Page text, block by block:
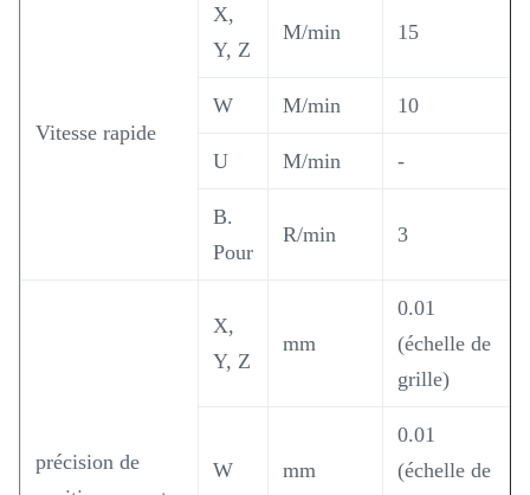
Vitesse rapide
X,
Y, Z
M/min 15
W M/min 10
U M/min -
B.
Pour
R/min 3
précision de
X,
Y, Z
mm
0.01
(échelle de
grille)
W mm
0.01
(échelle de